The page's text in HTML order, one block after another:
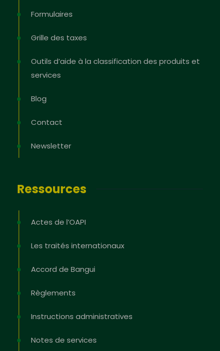
Formulaires
Grille des taxes
Outils d’aide à la classification des produits et
services
Blog
Contact
Newsletter
Ressources
Actes de l’OAPI
Les traités internationaux
Accord de Bangui
Règlements
Instructions administratives
Notes de services